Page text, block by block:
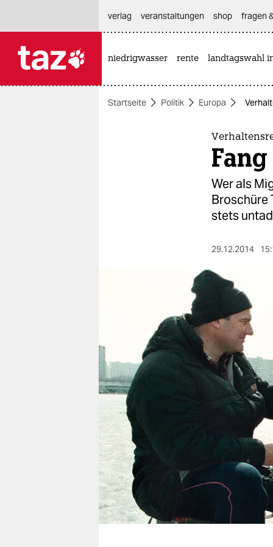
themen
wahrheit
verlag
verlag
veranstaltungen
shop
fragen & hilfe
unterstützen
abo
genossenschaft
verlag
veranstaltungen shop fragen
niedrigwasser rente landtagswahl
Startseite Politik Europa
Wer als
Broschüre
stets
29.12.2014